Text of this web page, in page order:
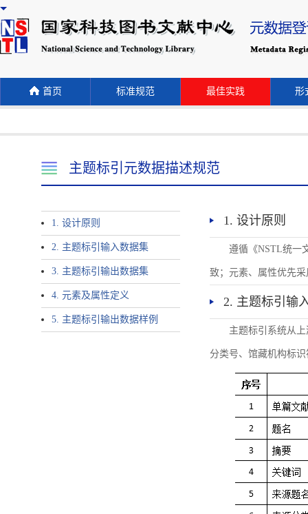
首页 标准规范 最佳实践 形
主题标引元数据描述规范
1. 设计原则
2. 主题标引输入数据集
3. 主题标引输出数据集
4. 元素及属性定义
5. 主题标引输出数据样例
1. 设计原则
遵循《NSTL统一
致；元素、属性优先
2. 主题标引输
主题标引系统从
分类号、馆藏机构标